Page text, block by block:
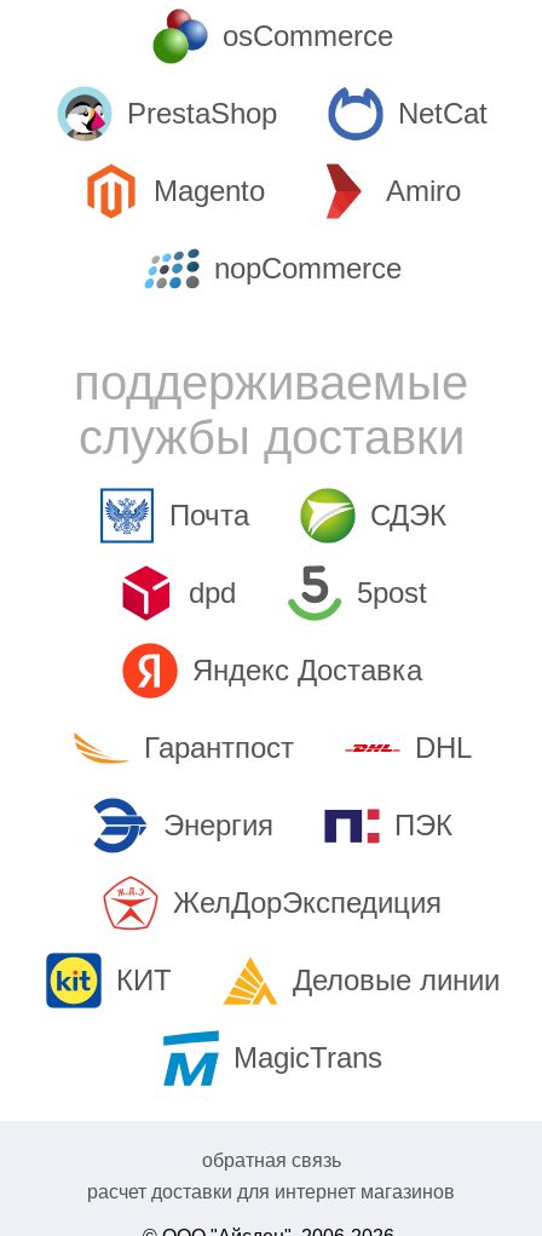
osCommerce
PrestaShop NetCat
Magento Amiro
nopCommerce
поддерживаемые
службы доставки
Почта СДЭК
dpd 5post
Яндекс Доставка
Гарантпост DHL
Энергия ПЭК
ЖелДорЭкспедиция
КИТ Деловые линии
MagicTrans
обратная связь
расчет доставки для интернет магазинов